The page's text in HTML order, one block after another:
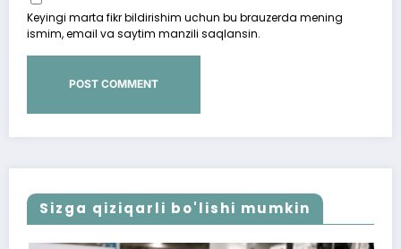
Keyingi marta fikr bildirishim uchun bu brauzerda mening
ismim, email va saytim manzili saqlansin.
Sizga qiziqarli bo'lishi mumkin